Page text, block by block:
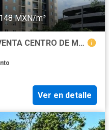
MXN/m²
DEPARTAMENTOS EN PRE-VENTA CENTRO DE MONTERREY
Ver en detalle